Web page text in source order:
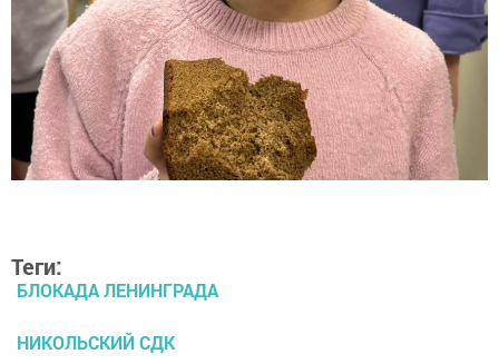
Теги:
БЛОКАДА ЛЕНИНГРАДА
НИКОЛЬСКИЙ СДК